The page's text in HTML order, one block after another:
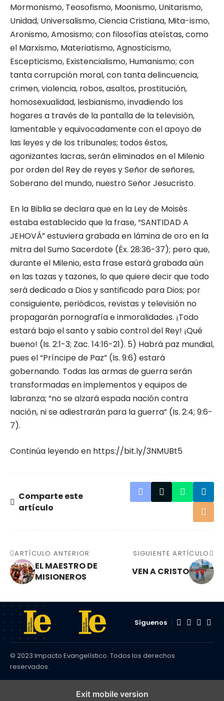
Mormonismo, Teosofismo, Moonismo, Unitarismo,
Unidad, Universalismo, Ciencia Cristiana, Mita-ismo,
Aronismo, Amosismo; con filosofías ateístas, como
el Marxismo, Materiatismo, Agnosticismo,
Escepticismo, Existencialismo, Humanismo; con
tanta corrupción moral, con tanta delincuencia,
crimen, violencia, robos, asaltos, prostitución,
homosexualidad, lesbianismo, invadiendo los
hogares a través de la pantalla de la televisión,
lamentable y equivocadamente con el apoyo de
las leyes y de los tribunales; todos éstos,
agonizantes lacras, serán eliminados en el Milenio
por orden del Rey de reyes y Señor de señores,
Soberano del mundo, nuestro Señor Jesucristo.
En la Biblia se declara que en la Ley de Moisés
estaba establecido que la frase, “SANTIDAD A
JEHOVÁ” estuviera grabada en lámina de oro en la
mitra del Sumo Sacerdote (Éx. 28:36-37); pero que,
durante el Milenio, esta frase estará grabada aún
en las tazas y tazones, lo que quiere decir que todo
será dedicado a Dios y santificado para Dios; por
consiguiente, periódicos, revistas y televisión no
propagarán pornografía e inmoralidades. ¡Todo
estará bajo el santo y sabio control del Rey! ¡Qué
bueno! (Is. 2:1-3; Zac. 14:16-21). 5) Habrá paz mundial,
pues el “Príncipe de Paz” (Is. 9:6) estará
gobernando. Todas las armas de guerra serán
transformadas en implementos y equipos de
labranza; “no se alzará espada nación contra
nación, ni se adiestrarán para la guerra” (Is. 2:4; 9:6-
7).
Continúa leyendo en https://bit.ly/3NMUBt5
Comparte este
artículo
ARTÍCULO ANTERIOR
EL MAESTRO DE
MISIONEROS
SIGUIENTE ARTÍCULO
VEN A CRISTO
Síguenos
© 2023 Impacto Evangelístico. Todos los derechos
reservados.
Exit mobile version